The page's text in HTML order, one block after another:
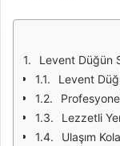
Levent Düğün
Levent
Lezzetli
Ulaşım